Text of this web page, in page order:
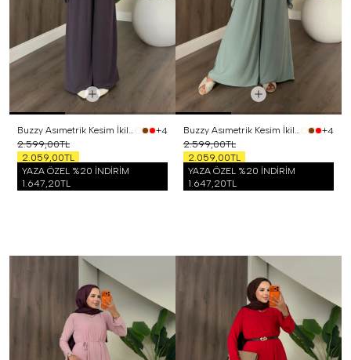
Buzzy Asımetrik Kesim İkili Takım Mor
+4
2.599,00TL
2.059,00TL
YAZA ÖZEL %20 İNDİRİM
1.647,20TL
Buzzy Asımetrik Kesim İkili Takım Mint
+4
2.599,00TL
2.059,00TL
YAZA ÖZEL %20 İNDİRİM
1.647,20TL